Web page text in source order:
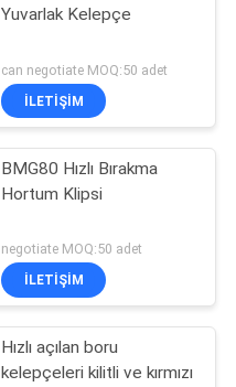
Yuvarlak Kelepçe
can negotiate MOQ:50 adet
İLETIŞIM
BMG80 Hızlı Bırakma
Hortum Klipsi
negotiate MOQ:50 adet
İLETIŞIM
Hızlı açılan boru
kelepçeleri kilitli ve kırmızı